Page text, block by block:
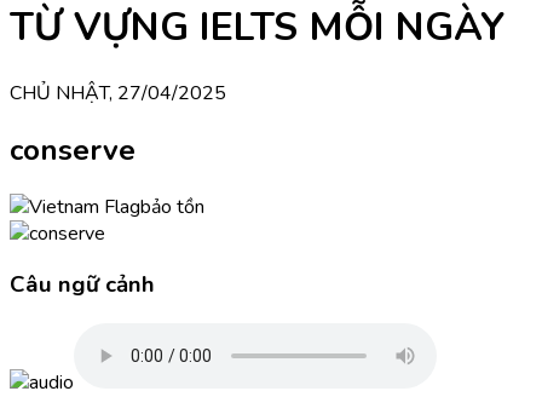
TỪ VỰNG IELTS MỖI NGÀY
CHỦ NHẬT, 27/04/2025
conserve
bảo tồn
Câu ngữ cảnh